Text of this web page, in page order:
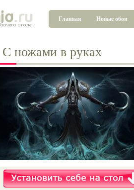
Главная Новые обои
С ножами в руках